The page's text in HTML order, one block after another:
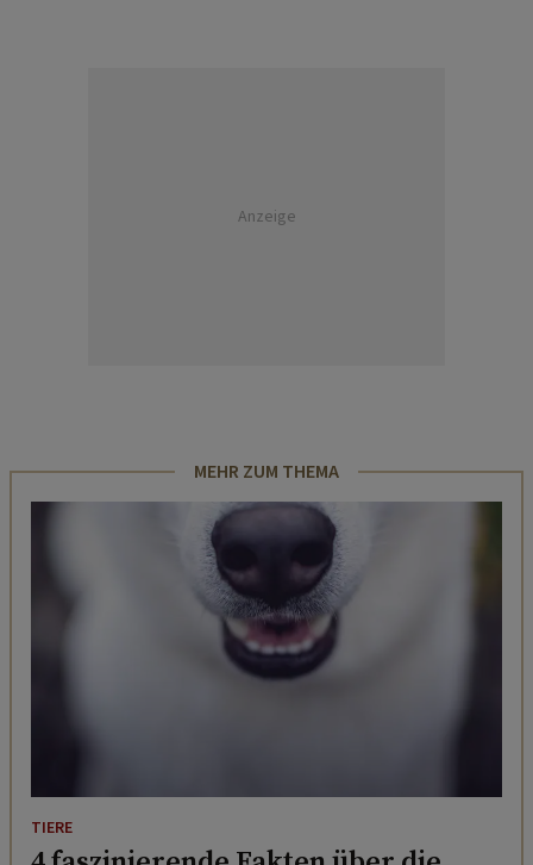
Anzeige
MEHR ZUM THEMA
TIERE